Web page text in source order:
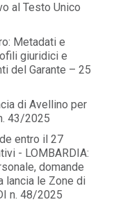
al Testo Unico
Metadati e
giuridici e
del Garante – 25
di Avellino per
43/2025
entro il 27
- LOMBARDIA:
domande
lancia le Zone di
n. 48/2025